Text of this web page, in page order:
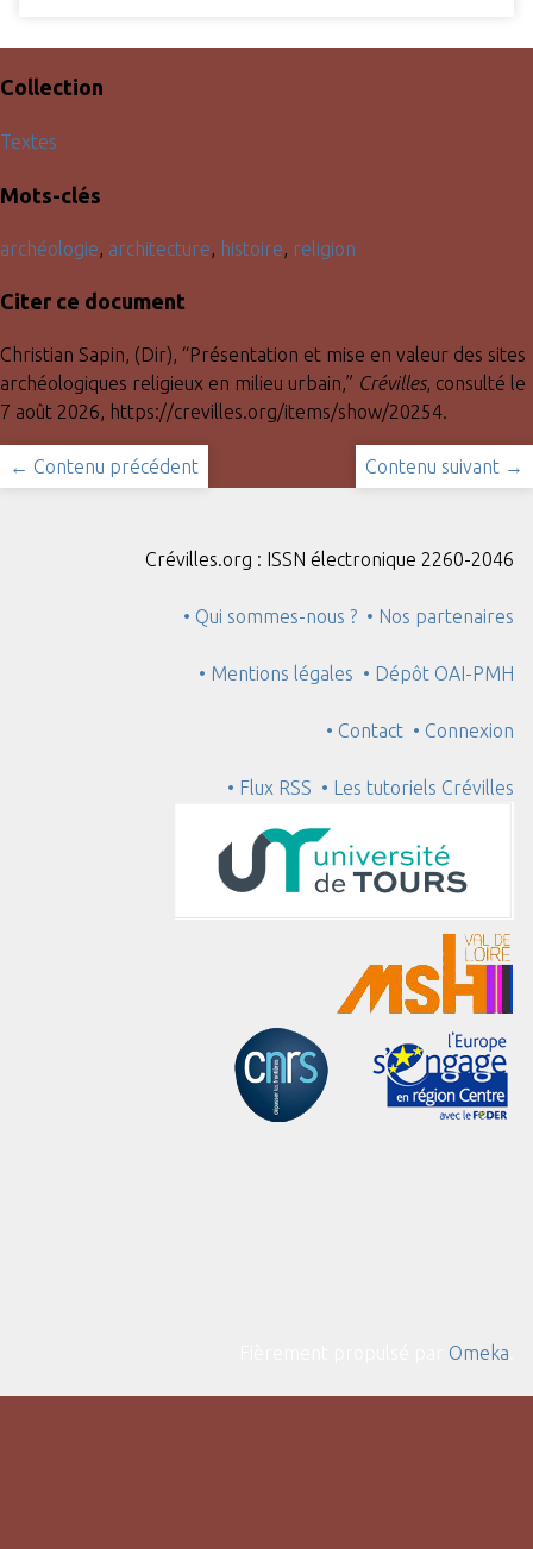
Collection
Textes
Mots-clés
archéologie architecture histoire religion
Citer ce document
Christian Sapin, (Dir), “Présentation et mise en valeur des sites
archéologiques religieux en milieu urbain,” Crévilles, consulté le
7 août 2026, https://crevilles.org/items/show/20254.
← Contenu précédent Contenu suivant →
Crévilles.org : ISSN électronique 2260-2046
• Qui sommes-nous ? • Nos partenaires
• Mentions légales • Dépôt OAI-PMH
• Contact • Connexion
• Flux RSS • Les tutoriels Crévilles
Omeka